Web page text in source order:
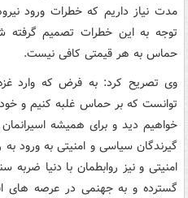
مدت نیاز داریم که خطرات ورود
توجه به این خطرات تصمیم گرفته
حماس به هر قیمتی کافی نیست.
وی تصریح کرد: به فرض که وارد
توانست که بر حماس غلبه کنیم و
خواهیم دید و برای همیشه
گیرندگان سیاسی و امنیتی به ورود
امنیتی و نیز روابطمان با دنیا ضربه
گسترده و به جهنمی در عرصه های